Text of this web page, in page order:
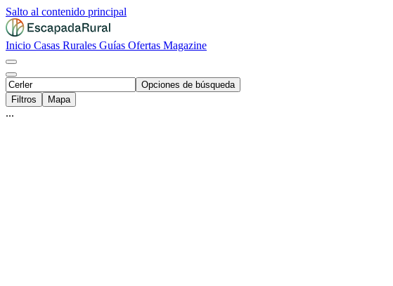
Salto al contenido principal
Inicio Casas Rurales Guías Ofertas Magazine
Opciones de búsqueda
Filtros
Mapa
...